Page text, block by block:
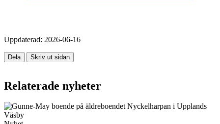
Uppdaterad: 2026-06-16
Dela Skriv ut sidan
Relaterade nyheter